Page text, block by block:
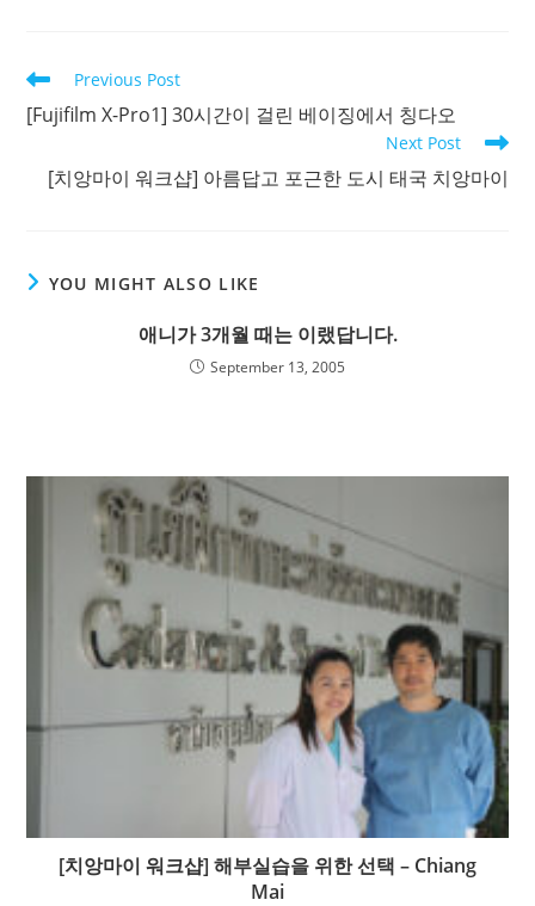
Read
more
articles
Previous Post
[Fujifilm X-Pro1] 30시간이 걸린 베이징에서 칭다오
Next Post
[치앙마이 워크샵] 아름답고 포근한 도시 태국 치앙마이
YOU MIGHT ALSO LIKE
애니가 3개월 때는 이랬답니다.
September 13, 2005
[치앙마이 워크샵] 해부실습을 위한 선택 – Chiang
Mai